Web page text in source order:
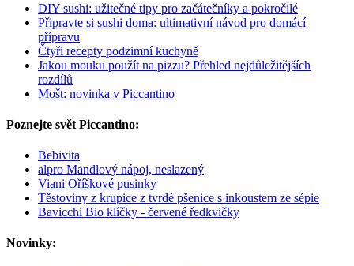
DIY sushi: užitečné tipy pro začátečníky a pokročilé
Připravte si sushi doma: ultimativní návod pro domácí
přípravu
Čtyři recepty podzimní kuchyně
Jakou mouku použít na pizzu? Přehled nejdůležitějších
rozdílů
Mošt: novinka v Piccantino
Poznejte svět Piccantino:
Bebivita
alpro Mandlový nápoj, neslazený
Viani Oříškové pusinky
Těstoviny z krupice z tvrdé pšenice s inkoustem ze sépie
Bavicchi Bio klíčky - červené ředkvičky
Novinky: